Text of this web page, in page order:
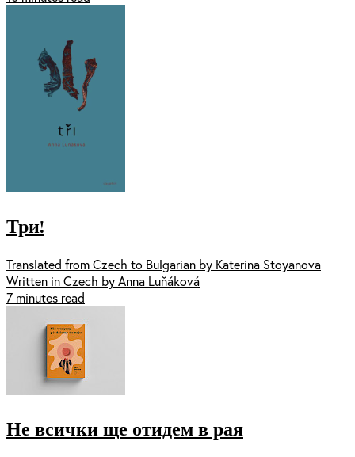
Три!
Translated from Czech to Bulgarian by Katerina Stoyanova
Written in Czech by Anna Luňáková
7 minutes read
Не всички ще отидем в рая